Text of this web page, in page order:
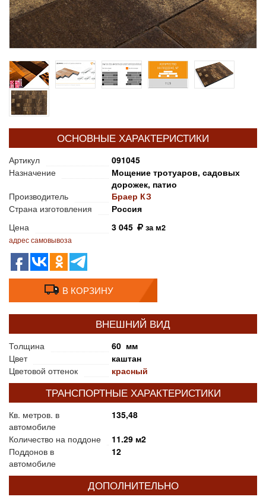
ОСНОВНЫЕ ХАРАКТЕРИСТИКИ
Артикул
091045
Назначение
Мощение тротуаров, садовых
дорожек, патио
Производитель
Браер КЗ
Страна изготовления
Россия
Цена
3 045 за м2
адрес самовывоза
В КОРЗИНУ
ВНЕШНИЙ ВИД
Толщина
60 мм
Цвет
каштан
Цветовой оттенок
красный
ТРАНСПОРТНЫЕ ХАРАКТЕРИСТИКИ
Кв. метров. в
автомобиле
135,48
Количество на поддоне
11.29 м2
Поддонов в
автомобиле
12
ДОПОЛНИТЕЛЬНО